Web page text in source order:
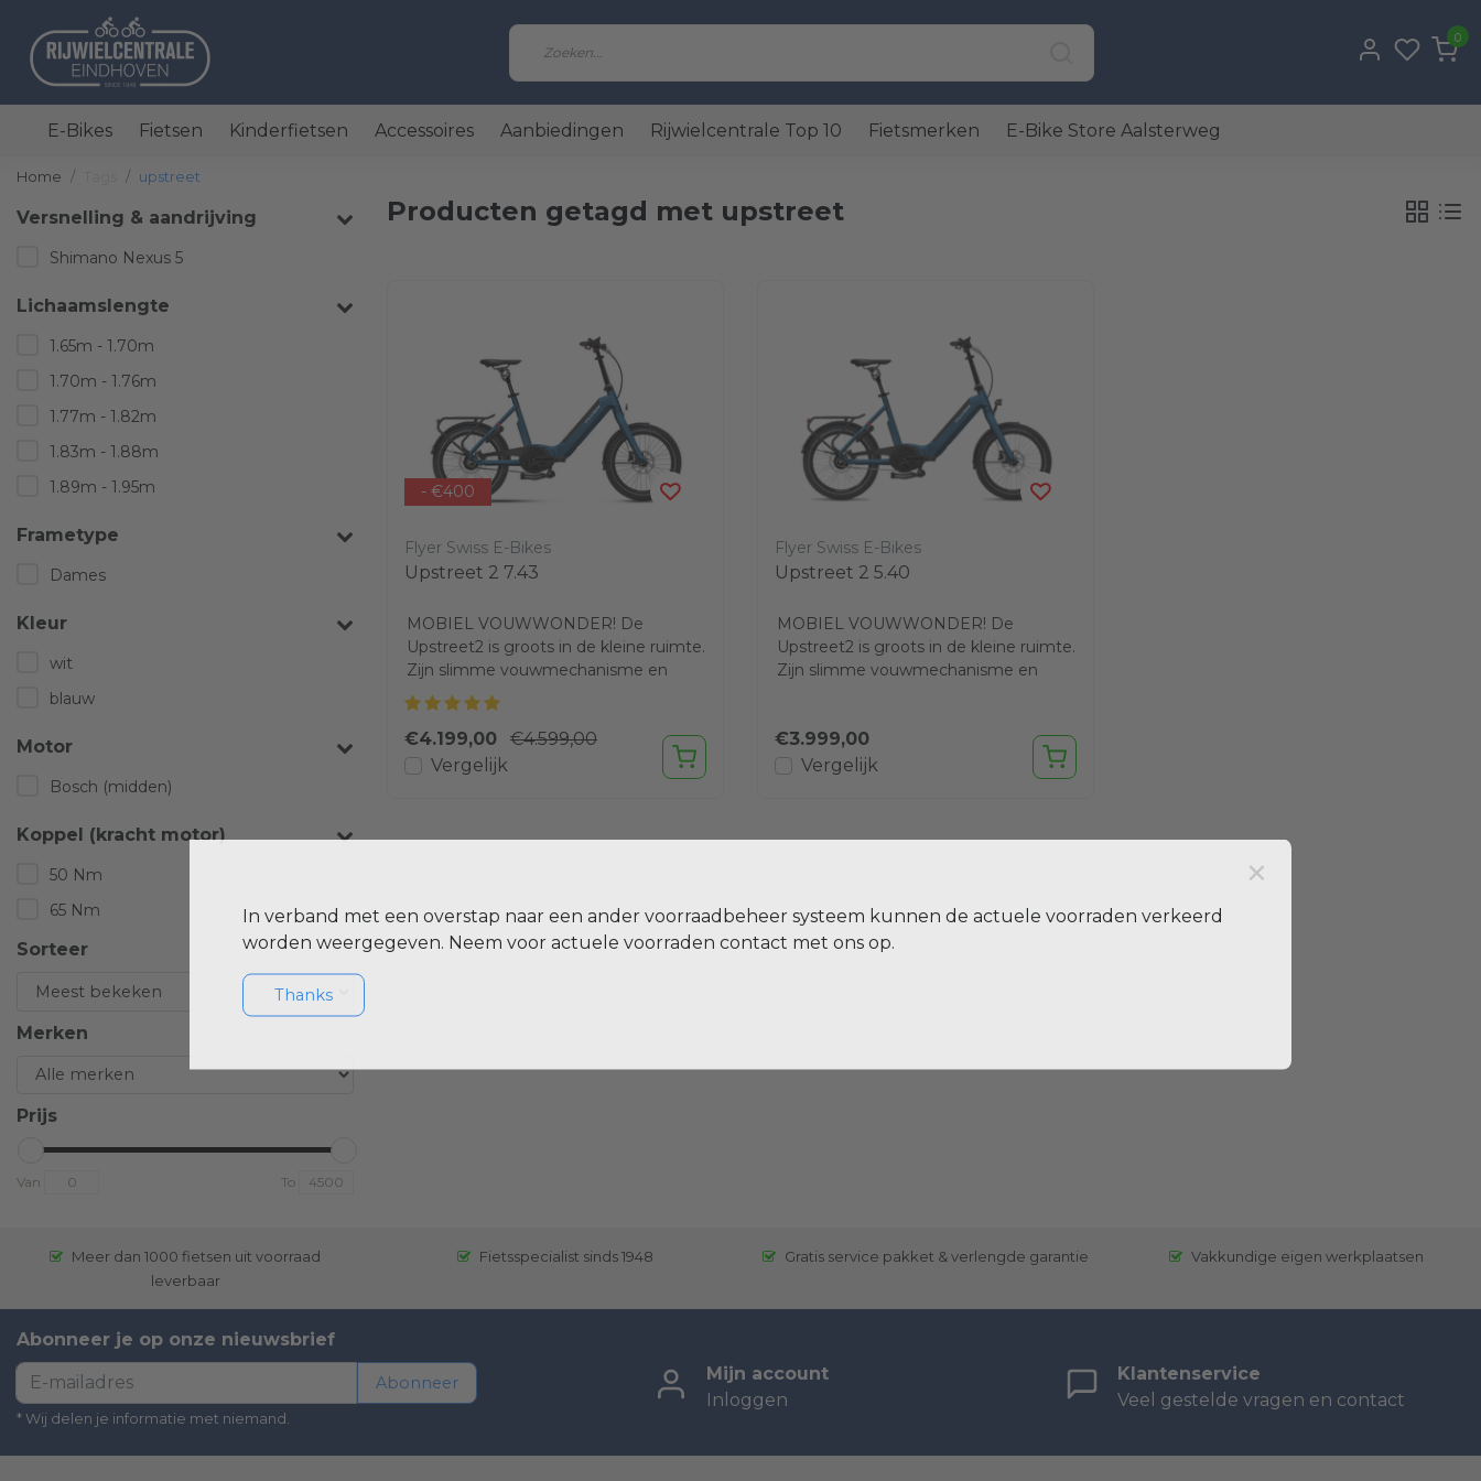
0
E-Bikes Fietsen Kinderfietsen Accessoires Aanbiedingen Rijwielcentrale Top 10 Fietsmerken E-Bike Store Aalsterweg
Home upstreet
Versnelling & aandrijving
Shimano Nexus 5
Lichaamslengte
1.65m - 1.70m
1.70m - 1.76m
1.77m - 1.82m
1.83m - 1.88m
1.89m - 1.95m
Frametype
Dames
Kleur
wit
blauw
Motor
Bosch (midden)
Koppel (kracht motor)
50 Nm
65 Nm
Sorteer
Merken
Prijs
Van To
Producten getagd met upstreet
- €400
Flyer Swiss E-Bikes
Upstreet 2 7.43
MOBIEL VOUWWONDER! De
Upstreet2 is groots in de kleine ruimte.
Zijn slimme vouwmechanisme en
robuuste frame staan garant...
€4.199,00
€4.599,00
Vergelijk
Flyer Swiss E-Bikes
Upstreet 2 5.40
MOBIEL VOUWWONDER! De
Upstreet2 is groots in de kleine ruimte.
Zijn slimme vouwmechanisme en
€3.999,00
Vergelijk
Meer dan 1000 fietsen uit voorraad
leverbaar
Fietsspecialist sinds 1948 Gratis service pakket & verlengde garantie Vakkundige eigen werkplaatsen
Abonneer je op onze nieuwsbrief
Abonneer
* Wij delen je informatie met niemand.
Mijn account
Inloggen
Klantenservice
Veel gestelde vragen en contact
×
In verband met een overstap naar een ander voorraadbeheer systeem kunnen de actuele voorraden verkeerd
worden weergegeven. Neem voor actuele voorraden contact met ons op.
Thanks